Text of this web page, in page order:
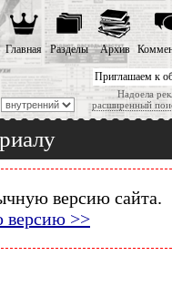
Приглашаем к
Надоела
расширенный
Главная Разделы Архив
версию сайта.
версию >>